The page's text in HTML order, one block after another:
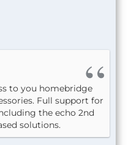
to you homebridge
Full support for
the echo 2nd
solutions.